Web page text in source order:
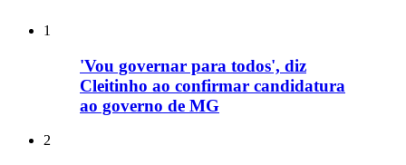
1
'Vou governar para todos', diz
Cleitinho ao confirmar candidatura
ao governo de MG
2